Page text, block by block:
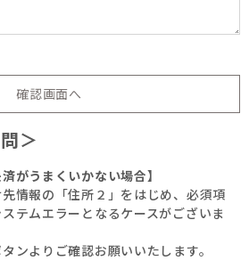
＞
がうまくいかない場合】
情報の「住所２」をはじめ、必須項
テムエラーとなるケースがございま
ンよりご確認お願いいたします。